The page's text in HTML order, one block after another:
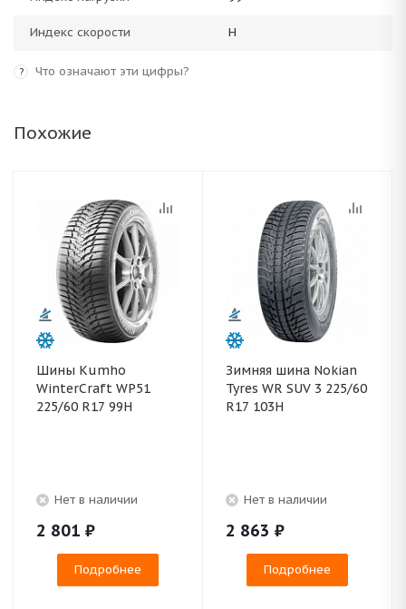
Индекс скорости H
? Что означают эти цифры?
Похожие
Шины Kumho
WinterCraft WP51
225/60 R17 99H
Нет в наличии
2 801 ₽
Подробнее
Зимняя шина Nokian
Tyres WR SUV 3 225/60
R17 103H
Нет в наличии
2 863 ₽
Подробнее